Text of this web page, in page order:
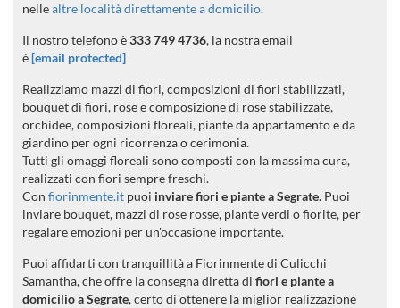
nellealtre località direttamente a domicilio.
Il nostro telefono è333 749 4736, la nostra email
è[email protected]
Realizziamo mazzi di fiori, composizioni di fiori stabilizzati,
bouquet di fiori, rose e composizione di rose stabilizzate,
orchidee, composizioni floreali, piante da appartamento e da
giardino per ogni ricorrenza o cerimonia.
Tutti gli omaggi floreali sono composti con la massima cura,
realizzati con fiori sempre freschi.
Con fiorinmente.it puoi inviare fiori e piante a Segrate. Puoi
inviare bouquet, mazzi di rose rosse, piante verdi o fiorite, per
regalare emozioni per un'occasione importante.
Puoi affidarti con tranquillità a Fiorinmente di Culicchi
Samantha, che offre la consegna diretta di fiori e piante a
domicilio a Segrate, certo di ottenere la miglior realizzazione